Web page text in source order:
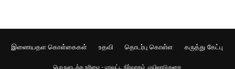
இணையதள கொள்கைகள் உதவி தொடர்பு கொள்ள கருத்து கேட்பு
பொருளடக்க உரிமை - மாவட்ட நிர்வாகம் ,மயிலாடுதுறை